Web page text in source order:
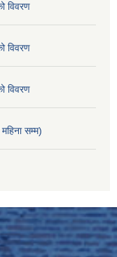
विवरण
विवरण
विवरण
सम्म)